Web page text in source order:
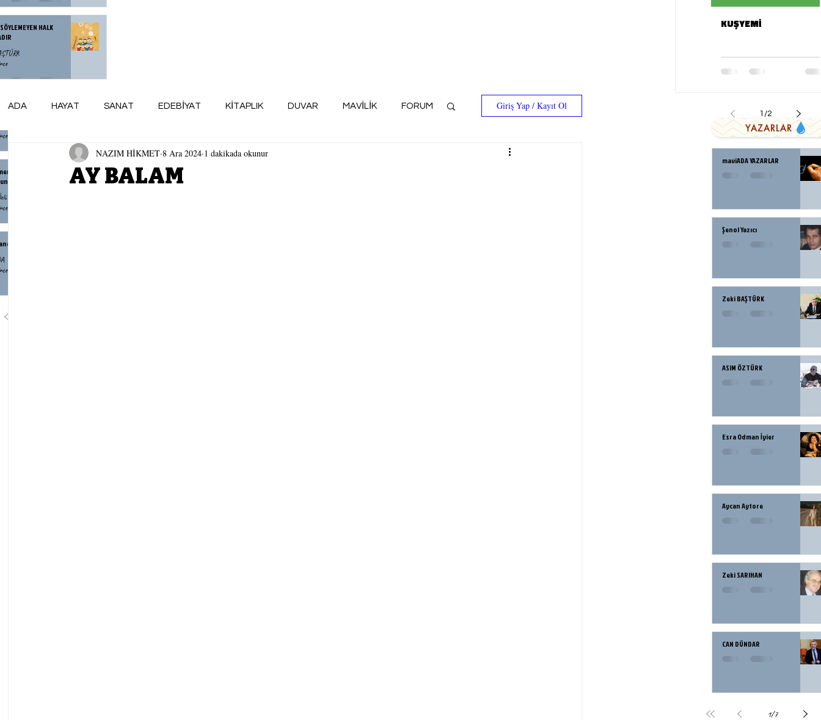
HALK
Yaşlanmak Demek
Bilmiyordum
İsayeviç Soljenitsin
ADA HAYAT SANAT EDEBİYAT KİTAPLIK DUVAR MAVİLİK FORUM
maviADA KÜNYE AY AYDINLIĞI
Giriş Yap / Kayıt Ol
AY BALAM
NAZIM HİKMET 8 Ara 2024 1 dakikada okunur
YAZARLAR
maviADA YAZARLAR
Şenol Yazıcı
Zeki BAŞTÜRK
ASIM ÖZTÜRK
Esra Odman İyier
Aycan Aytore
Zeki SARIHAN
CAN DÜNDAR
1/7
KUŞYEMİ
1 /2